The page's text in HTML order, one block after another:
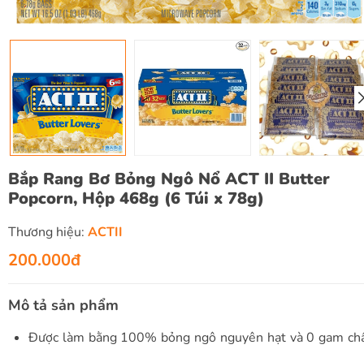
Bắp Rang Bơ Bỏng Ngô Nổ ACT II Butter
Popcorn, Hộp 468g (6 Túi x 78g)
Thương hiệu: ACTII
200.000đ
Mô tả sản phẩm
Được làm bằng 100% bỏng ngô nguyên hạt và 0 gam